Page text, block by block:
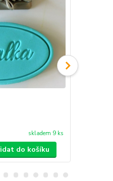
skladem 9 ks
do košíku